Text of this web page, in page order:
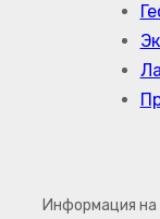
Информация на